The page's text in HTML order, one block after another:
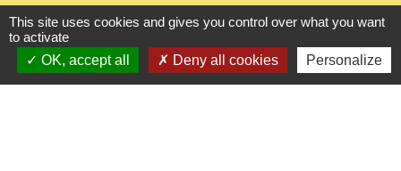
Du lundi au vendredi de 8h30 à 12h et 13h30 à
Samedi 8h30 à 12h
This site uses cookies and gives you control over what you want
to activate
OK, accept all
Deny all cookies Personalize